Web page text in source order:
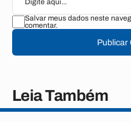
Salvar meus dados neste
comentar.
Publicar
Leia Também